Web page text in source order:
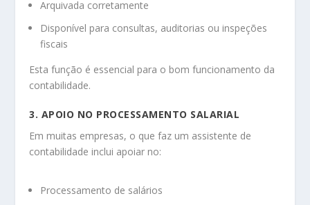
Arquivada corretamente
Disponível para consultas, auditorias ou inspeções
fiscais
Esta função é essencial para o bom funcionamento da
contabilidade.
3. APOIO NO PROCESSAMENTO SALARIAL
Em muitas empresas, o que faz um assistente de
contabilidade inclui apoiar no:
Processamento de salários